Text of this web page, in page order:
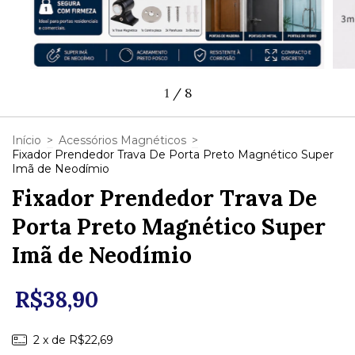
1 / 8
Início > Acessórios Magnéticos >
Fixador Prendedor Trava De Porta Preto Magnético Super
Imã de Neodímio
Fixador Prendedor Trava De
Porta Preto Magnético Super
Imã de Neodímio
R$38,90
2 x de R$22,69